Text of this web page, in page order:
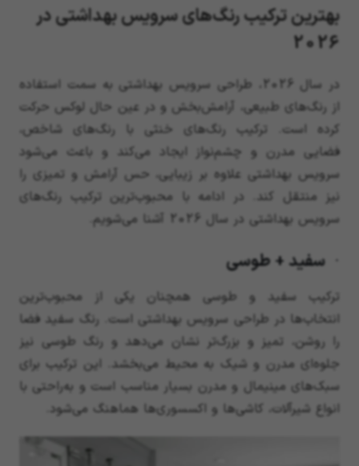
بهترین ترکیب رنگ‌های سرویس بهداشتی در
2026
در سال 2026، طراحی سرویس بهداشتی به سمت استفاده
از رنگ‌های طبیعی، آرامش‌بخش و در عین حال لوکس حرکت
کرده است. ترکیب رنگ‌های خنثی با رنگ‌های شاخص،
فضایی مدرن و چشم‌نواز ایجاد می‌کند و باعث می‌شود
سرویس بهداشتی علاوه بر زیبایی، حس آرامش و تمیزی را
نیز منتقل کند. در ادامه با محبوب‌ترین ترکیب رنگ‌های
سرویس بهداشتی در سال 2026 آشنا می‌شویم.
· سفید + طوسی
ترکیب سفید و طوسی همچنان یکی از محبوب‌ترین
انتخاب‌ها در طراحی سرویس بهداشتی است. رنگ سفید فضا
را روشن، تمیز و بزرگ‌تر نشان می‌دهد و رنگ طوسی نیز
جلوه‌ای مدرن و شیک به محیط می‌بخشد. این ترکیب برای
سبک‌های مینیمال و مدرن بسیار مناسب است و به‌راحتی با
انواع شیرآلات، کاشی‌ها و اکسسوری‌ها هماهنگ می‌شود.